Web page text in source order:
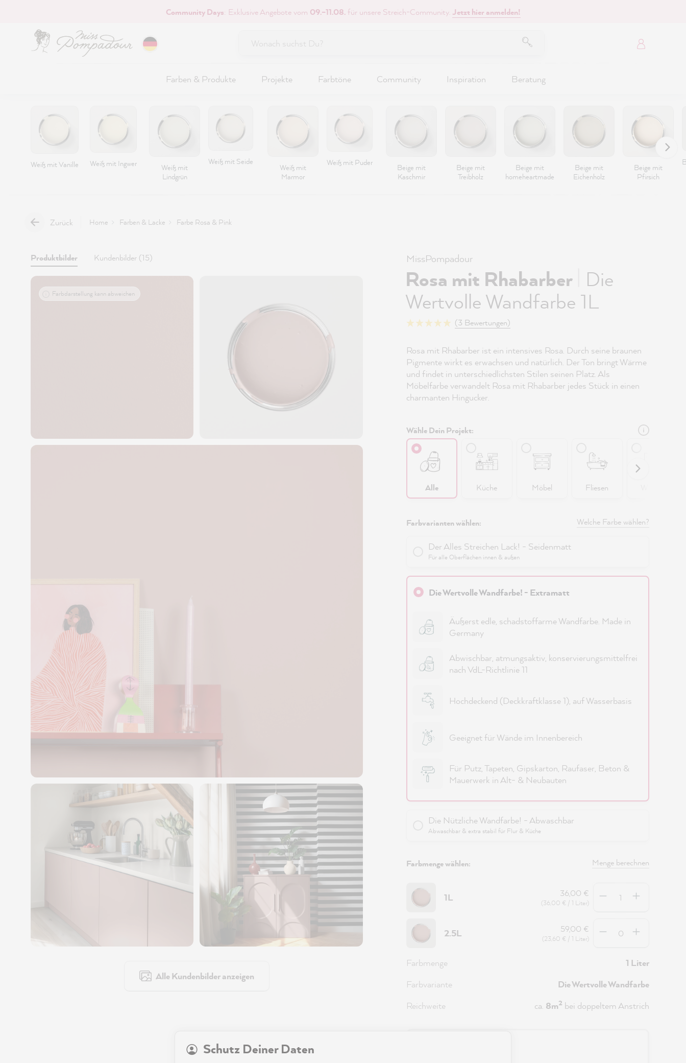
Community Days: Exklusive Angebote vom 09.–11.08.für unsere Streich-Community. Jetzt hier anmelden!
Farben & Produkte Projekte Farbtöne Community Inspiration Beratung
Weiß mit Vanille Weiß mit Ingwer
Weiß mit
Lindgrün
Weiß mit Seide
Weiß mit
Marmor
Weiß mit Puder
Beige mit
Kaschmir
Beige mit
Treibholz
Beige mit
homeheartmade
Beige mit
Eichenholz
Beige mit
Pfirsich
Zurück Home Farben & Lacke Farbe Rosa & Pink
Produktbilder Kundenbilder (15)
Alle Kundenbilder anzeigen
Farbdarstellung kann abweichen
MissPompadour
Rosa mit Rhabarber Die
Wertvolle Wandfarbe 1L
(3 Bewertungen)
Rosa mit Rhabarber ist ein intensives Rosa. Durch seine braunen
Pigmente wirkt es erwachsen und natürlich. Der Ton bringt Wärme
und findet in unterschiedlichsten Stilen seinen Platz. Als
Möbelfarbe verwandelt Rosa mit Rhabarber jedes Stück in einen
charmanten Hingucker.
Wähle Dein Projekt:
Alle Küche Möbel Fliesen
Farbvarianten wählen: Welche Farbe wählen?
Der Alles Streichen Lack! - Seidenmatt
Für alle Oberflächen innen & außen
Die Wertvolle Wandfarbe! - Extramatt
Äußerst edle, schadstoffarme Wandfarbe. Made in
Germany
Abwischbar, atmungsaktiv, konservierungsmittelfrei
nach VdL-Richtlinie 11
Hochdeckend (Deckkraftklasse 1), auf Wasserbasis
Geeignet für Wände im Innenbereich
Für Putz, Tapeten, Gipskarton, Raufaser, Beton &
Mauerwerk in Alt- & Neubauten
Die Nützliche Wandfarbe! - Abwaschbar
Abwaschbar & extra stabil für Flur & Küche
Farbmenge wählen: Menge berechnen
1L 36,00 €
(36,00 € / 1 Liter)
2.5L 59,00 €
(23,60 € / 1 Liter)
Farbmenge
1 Liter
Farbvariante
Die Wertvolle Wandfarbe
Reichweite
ca. 8m2 bei doppeltem Anstrich
Schutz Deiner Daten